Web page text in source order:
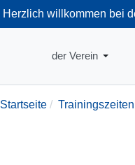
Herzlich willkommen bei
der Verein
Startseite Trainingszeiten